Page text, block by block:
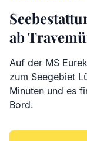
ab
Auf der MS
zum Seegebiet
Minuten und es
Bord.